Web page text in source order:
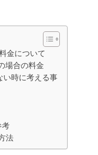
金について
場合の料金
い時に考える事
考
法